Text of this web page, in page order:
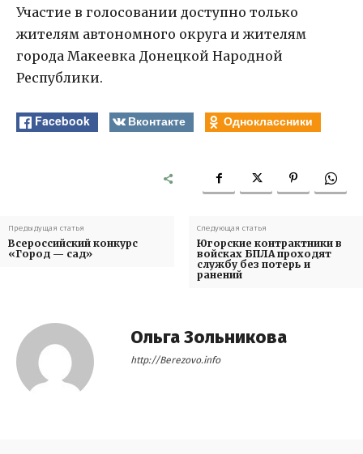
Участие в голосовании доступно только
жителям автономного округа и жителям
города Макеевка Донецкой Народной
Республики.
Facebook Вконтакте Одноклассники
Предыдущая статья
Всероссийский конкурс
«Город — сад»
Следующая статья
Югорские контрактники в
войсках БПЛА проходят
службу без потерь и
ранений
Ольга Зольникова
http://Berezovo.info